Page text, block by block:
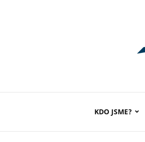
KDO JSME?